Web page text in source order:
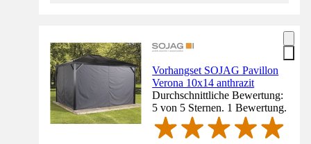
Vorhangset SOJAG Pavillon
Verona 10x14 anthrazit
Durchschnittliche Bewertung:
5 von 5 Sternen. 1 Bewertung.